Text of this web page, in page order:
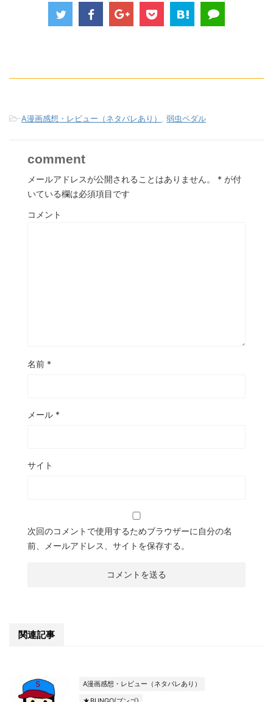
-A漫画感想・レビュー（ネタバレあり） 弱虫ペダル
comment
メールアドレスが公開されることはありません。 * が付
いている欄は必須項目です
コメント
名前 *
メール *
サイト
次回のコメントで使用するためブラウザーに自分の名
前、メールアドレス、サイトを保存する。
関連記事
A漫画感想・レビュー（ネタバレあり）